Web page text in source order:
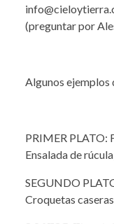
(preguntar por
Algunos ejemplos
PRIMER PLATO:
Ensalada de
SEGUNDO
Croquetas